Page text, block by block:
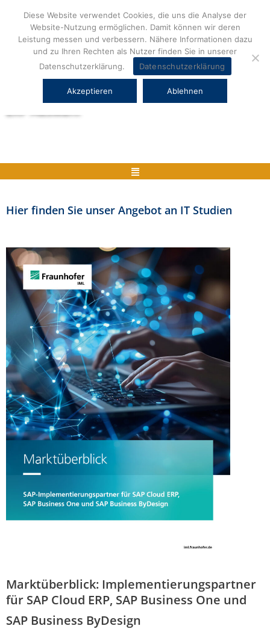
springen
Herstellerneutrale ERP Beratung und
Menü
Hier finden Sie unser Angebot an IT Studien
Marktüberblick: Implementierungspartner
für SAP Cloud ERP, SAP Business One und
SAP Business ByDesign
Diese Website verwendet Cookies, die uns die Analyse der
Website-Nutzung ermöglichen. Damit können wir deren
Leistung messen und verbessern. Nähere Informationen dazu
und zu Ihren Rechten als Nutzer finden Sie in unserer
Datenschutzerklärung.
Datenschutzerklärung
Akzeptieren Ablehnen